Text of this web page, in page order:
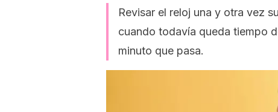
Revisar el reloj una y otra vez
cuando todavía queda tiempo
minuto que pasa.